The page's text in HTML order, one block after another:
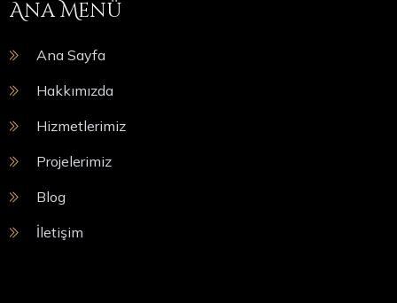
Ana Menü
Ana Sayfa
Hakkımızda
Hizmetlerimiz
Projelerimiz
Blog
İletişim